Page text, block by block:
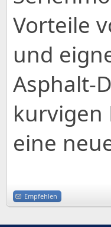
Vorteile
und
Asphalt-
kurvigen
eine
Empfehlen